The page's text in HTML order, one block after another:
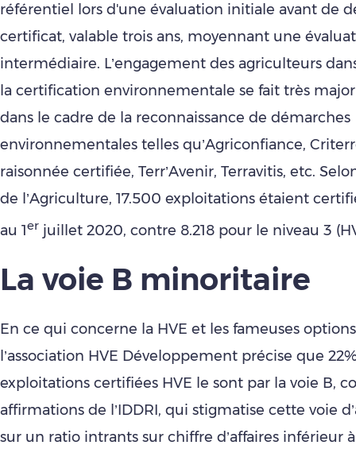
référentiel lors d'une évaluation initiale avant de
certificat, valable trois ans, moyennant une
intermédiaire. L’engagement des agriculteurs
la certification environnementale se fait très
dans le cadre de la reconnaissance de démarches
environnementales telles qu’Agriconfiance,
raisonnée certifiée, Terr’Avenir, Terravitis, etc.
de l’Agriculture, 17.500 exploitations étaient
au 1er juillet 2020, contre 8.218 pour le niveau 3
La voie B minoritaire
En ce qui concerne la HVE et les fameuses
l’association HVE Développement précise que
exploitations certifiées HVE le sont par la voie B,
affirmations de l’IDDRI, qui stigmatise cette voie
sur un ratio intrants sur chiffre d’affaires inférieur